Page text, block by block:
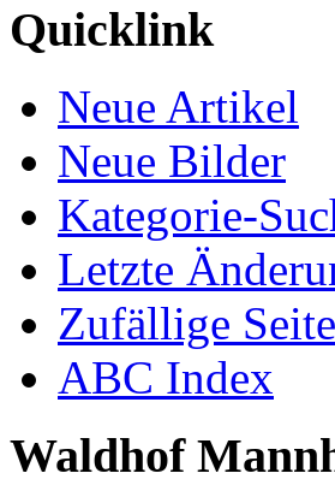
Quicklink
Neue Artikel
Neue Bilder
Kategorie-
Letzte
Zufällige Seite
ABC Index
Waldhof